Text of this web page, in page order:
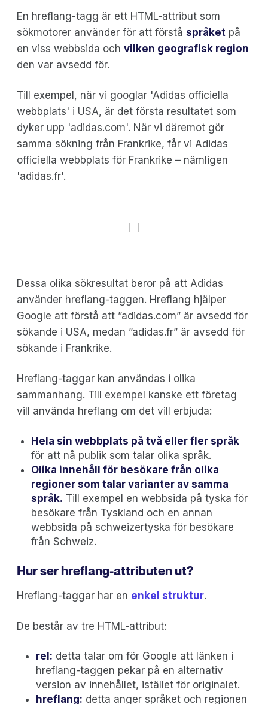
En hreflang-tagg är ett HTML-attribut som
sökmotorer använder för att förstå språket på
en viss webbsida och vilken geografisk region
den var avsedd för.
Till exempel, när vi googlar 'Adidas officiella
webbplats' i USA, är det första resultatet som
dyker upp 'adidas.com'. När vi däremot gör
samma sökning från Frankrike, får vi Adidas
officiella webbplats för Frankrike – nämligen
'adidas.fr'.
Dessa olika sökresultat beror på att Adidas
använder hreflang-taggen. Hreflang hjälper
Google att förstå att ”adidas.com” är avsedd för
sökande i USA, medan ”adidas.fr” är avsedd för
sökande i Frankrike.
Hreflang-taggar kan användas i olika
sammanhang. Till exempel kanske ett företag
vill använda hreflang om det vill erbjuda:
Hela sin webbplats på två eller fler språk
för att nå publik som talar olika språk.
Olika innehåll för besökare från olika
regioner som talar varianter av samma
språk. Till exempel en webbsida på tyska för
besökare från Tyskland och en annan
webbsida på schweizertyska för besökare
från Schweiz.
Hur ser hreflang-attributen ut?
Hreflang-taggar har en enkel struktur.
De består av tre HTML-attribut:
rel: detta talar om för Google att länken i
hreflang-taggen pekar på en alternativ
version av innehållet, istället för originalet.
hreflang: detta anger språket och regionen